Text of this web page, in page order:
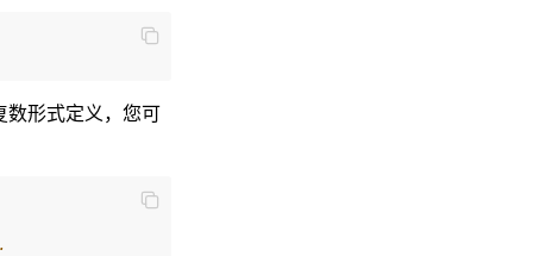
数形式定义，您可